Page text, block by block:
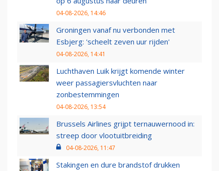
04-08-2026, 14:46
Groningen vanaf nu verbonden met
Esbjerg: 'scheelt zeven uur rijden'
04-08-2026, 14:41
Luchthaven Luik krijgt komende winter
weer passagiersvluchten naar
zonbestemmingen
04-08-2026, 13:54
Brussels Airlines grijpt ternauwernood in:
streep door vlootuitbreiding
04-08-2026, 11:47
Stakingen en dure brandstof drukken